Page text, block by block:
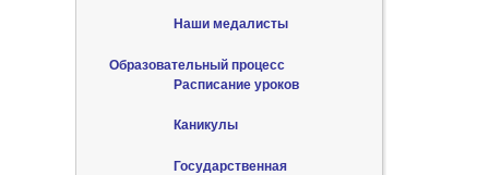
Наши медалисты
Образовательный процесс
Расписание уроков
Каникулы
Государственная